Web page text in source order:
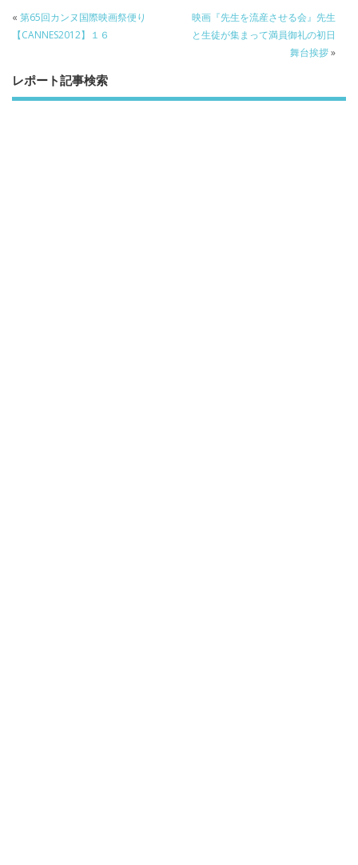
b
o
o
k
er a
« 第65回カンヌ国際映画祭便り
【CANNES2012】１６
映画『先生を流産させる会』先生
と生徒が集まって満員御礼の初日
舞台挨拶»
レポート記事検索